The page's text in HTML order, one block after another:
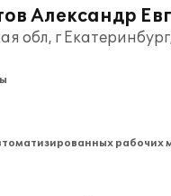
Александр
обл, г
рабочих